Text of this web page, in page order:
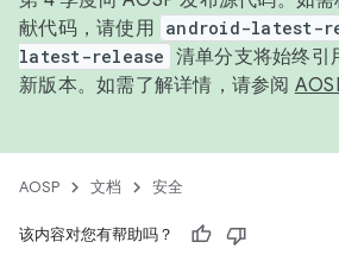
献代码，请使用 android-latest-
latest-release 清单分支将始终引
新版本。如需了解详情，请参阅
AOSP 文档 安全
该内容对您有帮助吗？